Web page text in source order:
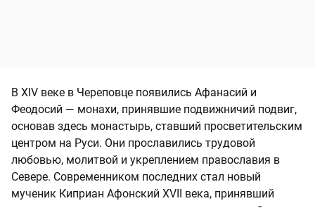
В XIV веке в Череповце появились Афанасий и
Феодосий — монахи, принявшие подвижничий подвиг,
основав здесь монастырь, ставший просветительским
центром на Руси. Они прославились трудовой
любовью, молитвой и укреплением православия в
Севере. Современником последних стал новый
мученик Киприан Афонский XVII века, принявший